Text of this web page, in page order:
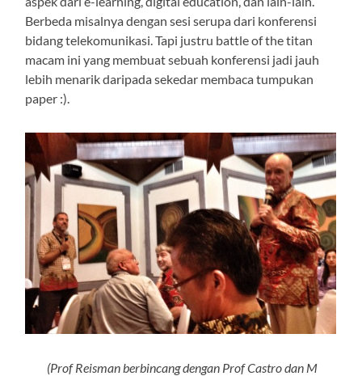
Berbeda misalnya dengan sesi serupa dari konferensi
bidang telekomunikasi. Tapi justru battle of the titan
macam ini yang membuat sebuah konferensi jadi jauh
lebih menarik daripada sekedar membaca tumpukan
paper :).
(Prof Reisman berbincang dengan Prof Castro dan M